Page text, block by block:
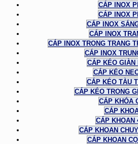
CÁP INOX
CÁP INOX
CÁP INOX
CÁP INOX
CÁP INOX TRONG TRANG
CÁP INOX
CÁP KÉO GIÀN
CÁP KÉO
CÁP KÉO TÀU
CÁP KÉO TRONG
CÁP KHÓA
CÁP
CÁP KHOAN
CÁP KHOAN
CÁP KHOAN